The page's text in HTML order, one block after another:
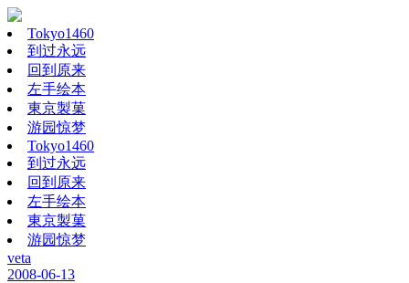
Tokyo1460
到过永远
回到原来
左手绘本
東京製菓
游园惊梦
Tokyo1460
到过永远
回到原来
左手绘本
東京製菓
游园惊梦
veta
2008-06-13